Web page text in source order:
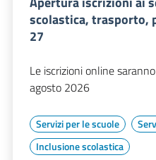
scolastica, trasporto,
27
Le iscrizioni online
agosto 2026
Servizi per le scuole
Inclusione scolastica